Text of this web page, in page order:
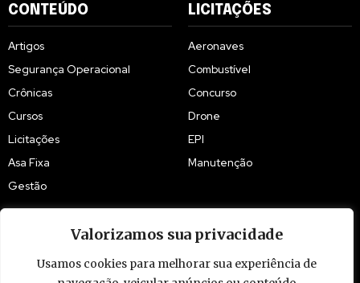
Valorizamos sua privacidade
Usamos cookies para melhorar sua experiência de
CONTEÚDO
Artigos
Segurança Operacional
Crônicas
Cursos
Licitações
Asa Fixa
Gestão
LICITAÇÕES
Aeronaves
Combustível
Concurso
Drone
EPI
Manutenção